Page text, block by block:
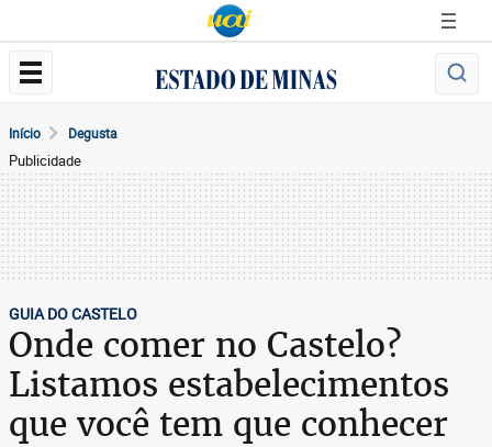
Início Degusta
Publicidade
GUIA DO CASTELO
Onde comer no Castelo?
Listamos estabelecimentos
que você tem que conhecer